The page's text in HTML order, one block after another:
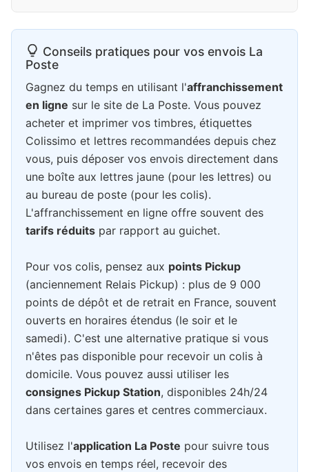
Conseils pratiques pour vos envois La
Poste
Gagnez du temps en utilisant l'affranchissement
en ligne sur le site de La Poste. Vous pouvez
acheter et imprimer vos timbres, étiquettes
Colissimo et lettres recommandées depuis chez
vous, puis déposer vos envois directement dans
une boîte aux lettres jaune (pour les lettres) ou
au bureau de poste (pour les colis).
L'affranchissement en ligne offre souvent des
tarifs réduits par rapport au guichet.
Pour vos colis, pensez aux points Pickup
(anciennement Relais Pickup) : plus de 9 000
points de dépôt et de retrait en France, souvent
ouverts en horaires étendus (le soir et le
samedi). C'est une alternative pratique si vous
n'êtes pas disponible pour recevoir un colis à
domicile. Vous pouvez aussi utiliser les
consignes Pickup Station, disponibles 24h/24
dans certaines gares et centres commerciaux.
Utilisez l'application La Poste pour suivre tous
vos envois en temps réel, recevoir des